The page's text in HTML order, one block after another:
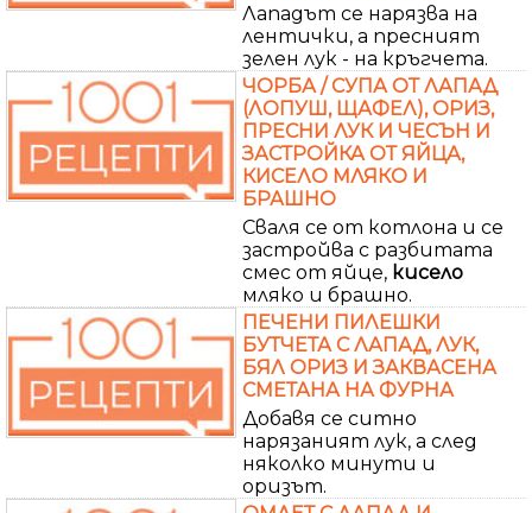
Лападът се нарязва на
лентички, а пресният
зелен лук - на кръгчета.
ЧОРБА / СУПА ОТ ЛАПАД
(ЛОПУШ, ЩАФЕЛ), ОРИЗ,
ПРЕСНИ ЛУК И ЧЕСЪН И
ЗАСТРОЙКА ОТ ЯЙЦА,
КИСЕЛО МЛЯКО И
БРАШНО
Сваля се от котлона и се
застройва с разбитата
смес от яйце, кисело
мляко и брашно.
ПЕЧЕНИ ПИЛЕШКИ
БУТЧЕТА С ЛАПАД, ЛУК,
БЯЛ ОРИЗ И ЗАКВАСЕНА
СМЕТАНА НА ФУРНА
Добавя се ситно
нарязаният лук, а след
няколко минути и
оризът.